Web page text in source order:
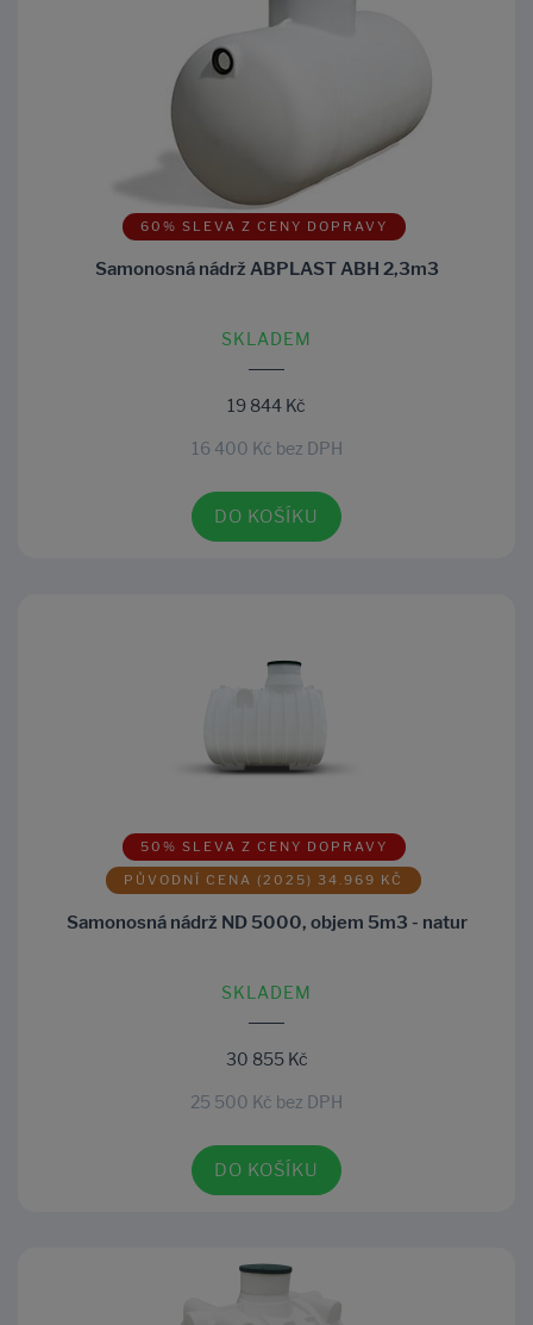
60% SLEVA Z CENY DOPRAVY
Samonosná nádrž ABPLAST ABH 2,3m3
SKLADEM
19 844 Kč
16 400 Kč bez DPH
DO KOŠÍKU
50% SLEVA Z CENY DOPRAVY
PŮVODNÍ CENA (2025) 34.969 KČ
Samonosná nádrž ND 5000, objem 5m3 - natur
SKLADEM
30 855 Kč
25 500 Kč bez DPH
DO KOŠÍKU